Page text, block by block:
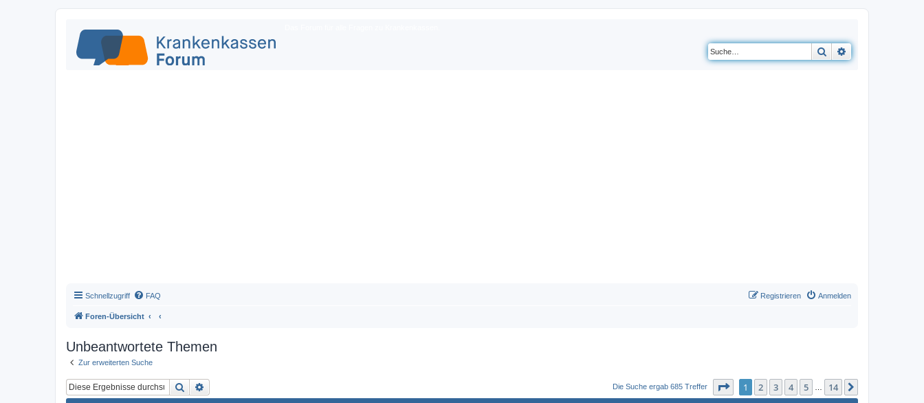
Suche
Schnellzugriff FAQ Anmelden
Registrieren
Foren-Übersicht
Unbeantwortete Themen
Zur erweiterten Suche
Suche Die Suche ergab 685 Treffer Seite von14
1 2 3 4 5 14